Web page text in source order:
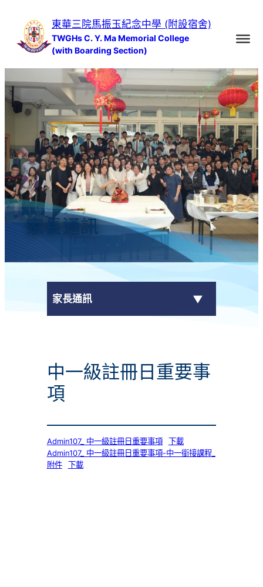
容
東華三院馬振玉紀念中學 (附設宿舍)
TWGHs C. Y. Ma Memorial College
(with Boarding Section)
家長通訊
家長通訊
學校通告
中一級註冊日重要事
項
Admin107_ 中一級註冊日重要事項
下載
Admin107_ 中一級註冊日重要事項-中一銜接課程_
附件
下載